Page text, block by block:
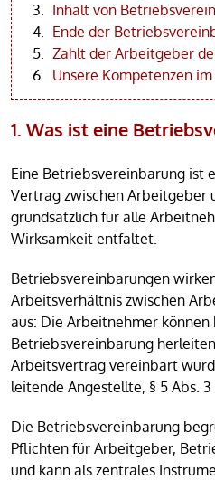
Inhalt von
Ende der
Zahlt der Arbeitgeber
Unsere Kompetenzen
1. Was ist eine
Eine Betriebsvereinbarung ist
Vertrag zwischen Arbeitgeber
grundsätzlich für alle
Wirksamkeit entfaltet.
Betriebsvereinbarungen
Arbeitsverhältnis zwischen
aus: Die Arbeitnehmer
Betriebsvereinbarung
Arbeitsvertrag vereinbart
leitende Angestellte, § 5 Abs. 3
Die Betriebsvereinbarung
Pflichten für Arbeitgeber,
und kann als zentrales